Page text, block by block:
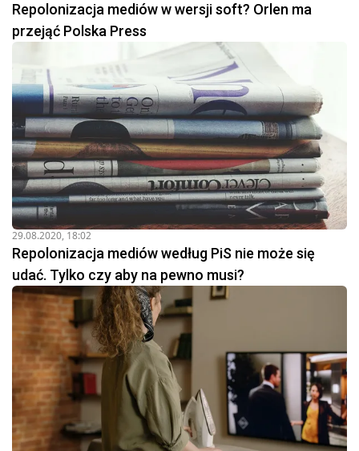
Repolonizacja mediów w wersji soft? Orlen ma
przejąć Polska Press
29.08.2020, 18:02
Repolonizacja mediów według PiS nie może się
udać. Tylko czy aby na pewno musi?